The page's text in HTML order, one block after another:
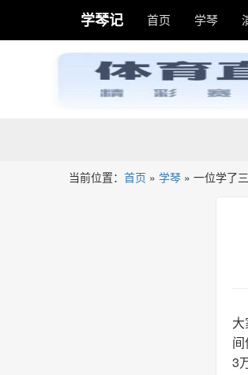
学琴记 首页 学琴
当前位置： 首页 » 学琴 » 一位学了
3